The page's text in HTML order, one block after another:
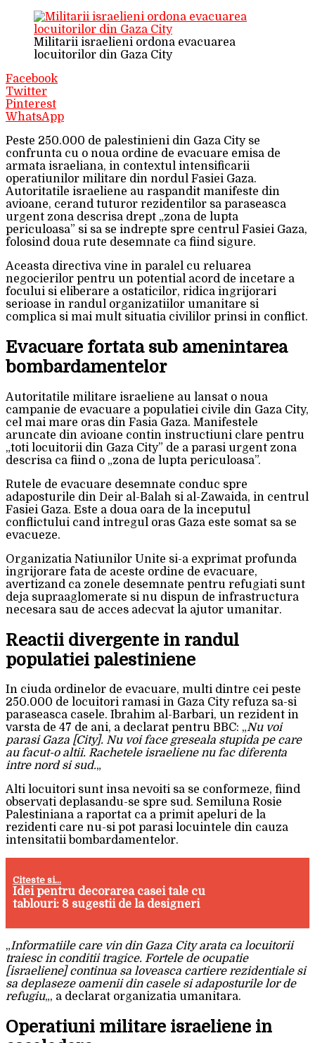
Militarii israelieni ordona evacuarea
locuitorilor din Gaza City
Facebook
Twitter
Pinterest
WhatsApp
Peste 250.000 de palestinieni din Gaza City se
confrunta cu o noua ordine de evacuare emisa de
armata israeliana, in contextul intensificarii
operatiunilor militare din nordul Fasiei Gaza.
Autoritatile israeliene au raspandit manifeste din
avioane, cerand tuturor rezidentilor sa paraseasca
urgent zona descrisa drept „zona de lupta
periculoasa” si sa se indrepte spre centrul Fasiei Gaza,
folosind doua rute desemnate ca fiind sigure.
Aceasta directiva vine in paralel cu reluarea
negocierilor pentru un potential acord de incetare a
focului si eliberare a ostaticilor, ridica ingrijorari
serioase in randul organizatiilor umanitare si
complica si mai mult situatia civililor prinsi in conflict.
Evacuare fortata sub amenintarea
bombardamentelor
Autoritatile militare israeliene au lansat o noua
campanie de evacuare a populatiei civile din Gaza City,
cel mai mare oras din Fasia Gaza. Manifestele
aruncate din avioane contin instructiuni clare pentru
„toti locuitorii din Gaza City” de a parasi urgent zona
descrisa ca fiind o „zona de lupta periculoasa”.
Rutele de evacuare desemnate conduc spre
adaposturile din Deir al-Balah si al-Zawaida, in centrul
Fasiei Gaza. Este a doua oara de la inceputul
conflictului cand intregul oras Gaza este somat sa se
evacueze.
Organizatia Natiunilor Unite si-a exprimat profunda
ingrijorare fata de aceste ordine de evacuare,
avertizand ca zonele desemnate pentru refugiati sunt
deja supraaglomerate si nu dispun de infrastructura
necesara sau de acces adecvat la ajutor umanitar.
Reactii divergente in randul
populatiei palestiniene
In ciuda ordinelor de evacuare, multi dintre cei peste
250.000 de locuitori ramasi in Gaza City refuza sa-si
paraseasca casele. Ibrahim al-Barbari, un rezident in
varsta de 47 de ani, a declarat pentru BBC: „Nu voi
parasi Gaza [City]. Nu voi face greseala stupida pe care
au facut-o altii. Rachetele israeliene nu fac diferenta
intre nord si sud.„
Alti locuitori sunt insa nevoiti sa se conformeze, fiind
observati deplasandu-se spre sud. Semiluna Rosie
Palestiniana a raportat ca a primit apeluri de la
rezidenti care nu-si pot parasi locuintele din cauza
intensitatii bombardamentelor.
Citeste si...
Idei pentru decorarea casei tale cu
tablouri: 8 sugestii de la designeri
„Informatiile care vin din Gaza City arata ca locuitorii
traiesc in conditii tragice. Fortele de ocupatie
[israeliene] continua sa loveasca cartiere rezidentiale si
sa deplaseze oamenii din casele si adaposturile lor de
refugiu„, a declarat organizatia umanitara.
Operatiuni militare israeliene in